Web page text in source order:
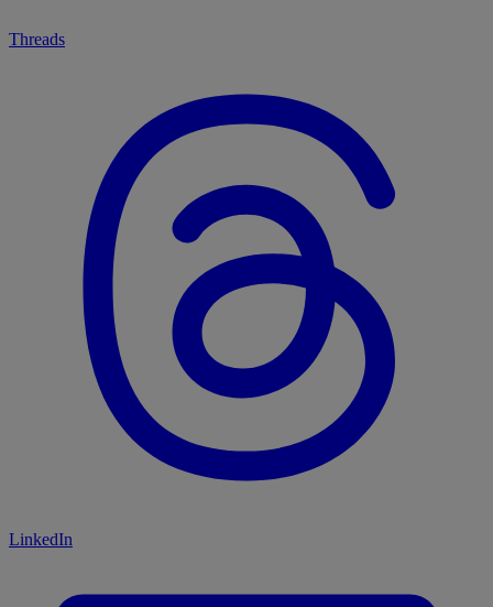
Threads
LinkedIn